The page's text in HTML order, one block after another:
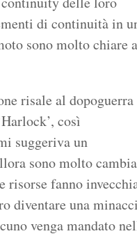
di continuità in
sono molto chiare
risale al dopoguerra
così
suggeriva un
sono molto
fanno
diventare una
venga mandato